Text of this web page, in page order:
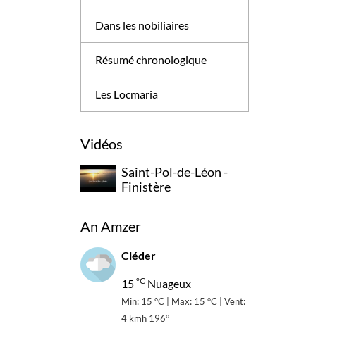
Dans les nobiliaires
Résumé chronologique
Les Locmaria
Vidéos
Saint-Pol-de-Léon -
Finistère
An Amzer
Cléder
15 °CNuageux
Min: 15 °C | Max: 15 °C | Vent:
4 kmh 196°